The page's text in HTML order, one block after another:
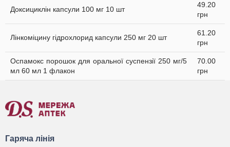
Доксициклін капсули 100 мг 10 шт
49.20
грн
Лінкоміцину гідрохлорид капсули 250 мг 20 шт
61.20
грн
Оспамокс порошок для оральної суспензії 250 мг/5
мл 60 мл 1 флакон
70.00
грн
Гаряча лінія